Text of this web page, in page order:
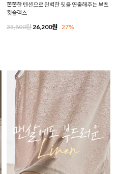
쫀쫀한 텐션으로 완벽한 핏을 연출해주는 부츠
컷슬랙스
35,800원 26,200원 27%